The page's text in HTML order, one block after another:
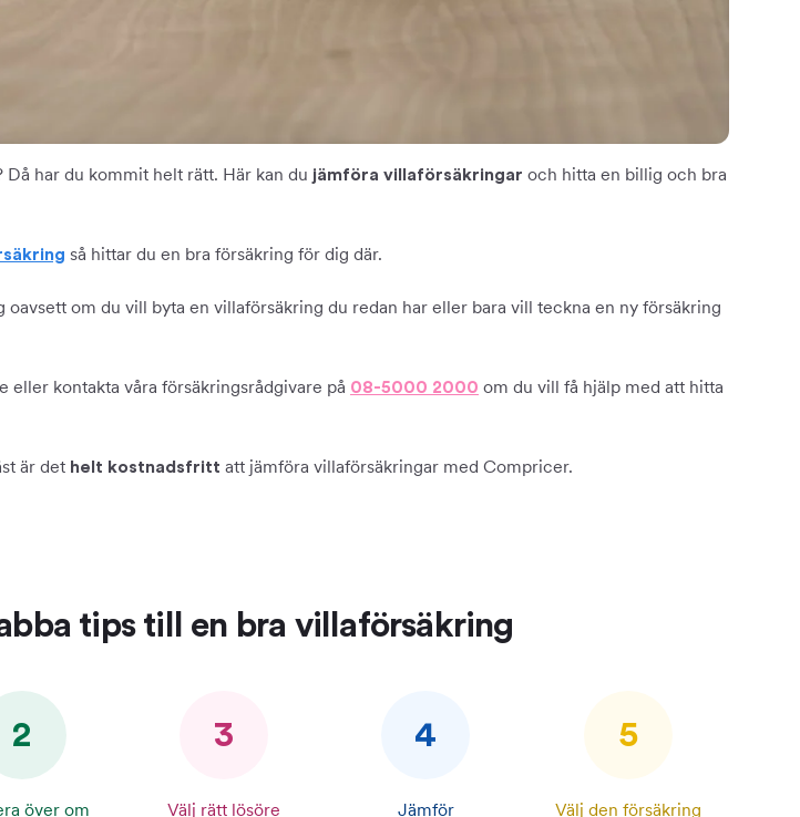
har du kommit helt rätt. Här kan du jämföra villaförsäkringar och hitta en billig och bra
så hittar du en bra försäkring för dig där.
om du vill byta en villaförsäkring du redan har eller bara vill teckna en ny försäkring
kontakta våra försäkringsrådgivare på 08-5000 2000 om du vill få hjälp med att hitta
är det helt kostnadsfritt att jämföra villaförsäkringar med Compricer.
tips till en bra villaförsäkring
2
över om
3
Välj rätt lösöre
4
Jämför
5
Välj den försäkring